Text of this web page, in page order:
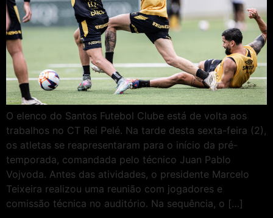
O elenco do Santos Futebol Clube está de volta aos
trabalhos no CT Rei Pelé. Na tarde desta sexta-feira (2),
os atletas se reapresentaram para o início da pré-
temporada, comandada pelo técnico Juan Pablo
Vojvoda. Antes das atividades, o presidente Marcelo
Teixeira realizou uma reunião com jogadores e
comissão técnica no auditório. Na sequência, o […]